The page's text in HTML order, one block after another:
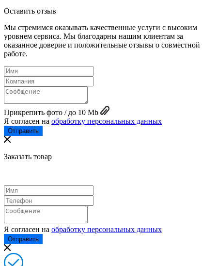
Оставить отзыв
Мы стремимся оказывать качественные услуги с высоким
уровнем сервиса. Мы благодарны нашим клиентам за
оказанное доверие и положительные отзывы о совместной
работе.
Прикрепить фото / до 10 Mb
Я согласен на обработку персональных данных
Заказать товар
Я согласен на обработку персональных данных